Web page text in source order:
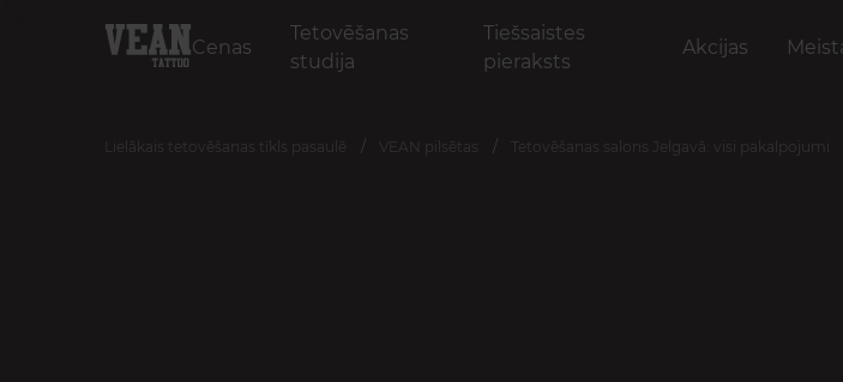
Cenas
Tetovēšanas
studija
Tiešsaistes
pieraksts
Akcijas
Lielākais tetovēšanas tīkls pasaulē VEAN pilsētas Tetovēšanas salons Jelgavā: visi pakalpojumi